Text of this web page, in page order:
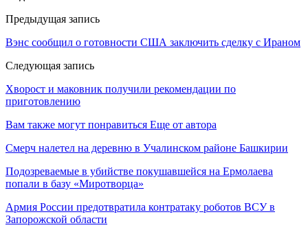
Предыдущая запись
Вэнс сообщил о готовности США заключить сделку с Ираном
Следующая запись
Хворост и маковник получили рекомендации по
приготовлению
Вам также могут понравиться Еще от автора
Смерч налетел на деревню в Учалинском районе Башкирии
Подозреваемые в убийстве покушавшейся на Ермолаева
попали в базу «Миротворца»
Армия России предотвратила контратаку роботов ВСУ в
Запорожской области